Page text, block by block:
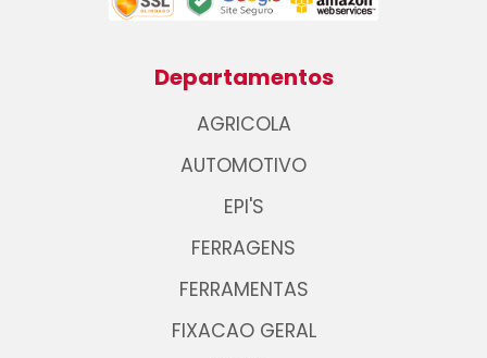
Departamentos
AGRICOLA
AUTOMOTIVO
EPI'S
FERRAGENS
FERRAMENTAS
FIXACAO GERAL